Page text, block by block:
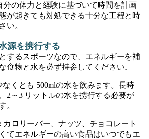
分の体力と経験に基づいて時間を計画
が起きても対処できる十分な工程と時
い。
源を携行する
するスポーツなので、エネルギーを補
食物と水を必ず持参してください。
なくとも 500mlの水を飲みます。長時
2～3 リットルの水を携行する必要が
。
カロリーバー、ナッツ、チョコレート
てエネルギーの高い食品はいつでもエ